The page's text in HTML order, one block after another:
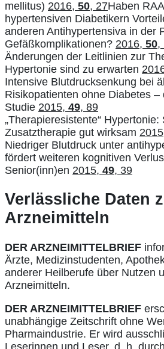
mellitus) 2016, 50, 27Haben
hypertensiven Diabetikern
anderen Antihypertensiva in der
Gefäßkomplikationen? 2016, 50,
Änderungen der Leitlinien zur
Hypertonie sind zu erwarten
Intensive Blutdrucksenkung bei
Risikopatienten ohne Diabetes –
Studie 2015, 49, 89
„Therapieresistente“
Zusatztherapie gut wirksam
Niedriger Blutdruck unter
fördert weiteren kognitiven
Senior(inn)en 2015, 49, 39
Verlässliche Daten
Arzneimitteln
DER ARZNEIMITTELBRIEF
Ärzte, Medizinstudenten,
anderer Heilberufe über Nutzen
Arzneimitteln.
DER ARZNEIMITTELBRIEF
unabhängige Zeitschrift ohne
Pharmaindustrie. Er wird
Leserinnen und Leser, d. h.